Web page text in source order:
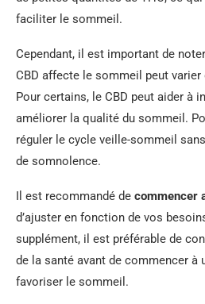
faciliter le sommeil.
Cependant, il est important de
CBD affecte le sommeil peut varier
Pour certains, le CBD peut aider à
améliorer la qualité du sommeil.
réguler le cycle veille-sommeil
de somnolence.
Il est recommandé de commencer
d’ajuster en fonction de vos
supplément, il est préférable de
de la santé avant de commencer à
favoriser le sommeil.